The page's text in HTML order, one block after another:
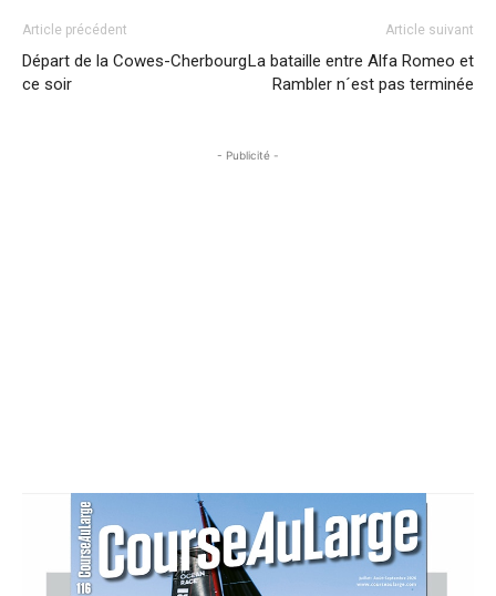
Article précédent
Départ de la Cowes-Cherbourg
ce soir
Article suivant
La bataille entre Alfa Romeo et
Rambler n´est pas terminée
- Publicité -